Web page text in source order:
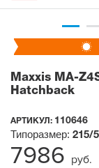
Maxxis MA-
Hatchback
АРТИКУЛ: 110646
Типоразмер: 215/
7986 руб.